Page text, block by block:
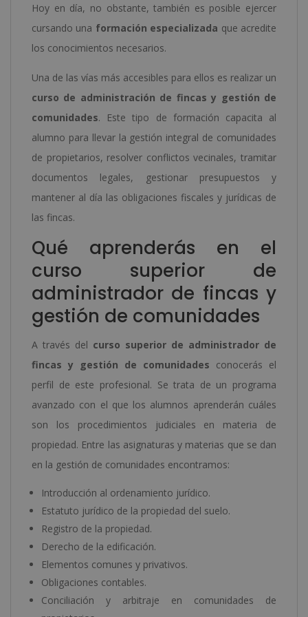
Hoy en día, no obstante, también es posible ejercer
cursando una formación especializada que acredite
los conocimientos necesarios.
Una de las vías más accesibles para ellos es realizar un
curso de administración de fincas y gestión de
comunidades. Este tipo de formación capacita al
alumno para llevar la gestión integral de comunidades
de propietarios, resolver conflictos vecinales, tramitar
documentos legales, gestionar presupuestos y
mantener al día las obligaciones fiscales y jurídicas de
las fincas.
Qué aprenderás en el
curso superior de
administrador de fincas y
gestión de comunidades
A través del curso superior de administrador de
fincas y gestión de comunidades conocerás el
perfil de este profesional. Se trata de un programa
avanzado con el que los alumnos aprenderán cuáles
son los procedimientos judiciales en materia de
propiedad. Entre las asignaturas y materias que se dan
en la gestión de comunidades encontramos:
Introducción al ordenamiento jurídico.
Estatuto jurídico de la propiedad del suelo.
Registro de la propiedad.
Derecho de la edificación.
Elementos comunes y privativos.
Obligaciones contables.
Conciliación y arbitraje en comunidades de